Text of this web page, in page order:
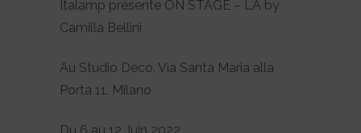
Italamp présente ON STAGE – LA by
Camilla Bellini
Au Studio Deco, Via Santa Maria alla
Porta 11, Milano